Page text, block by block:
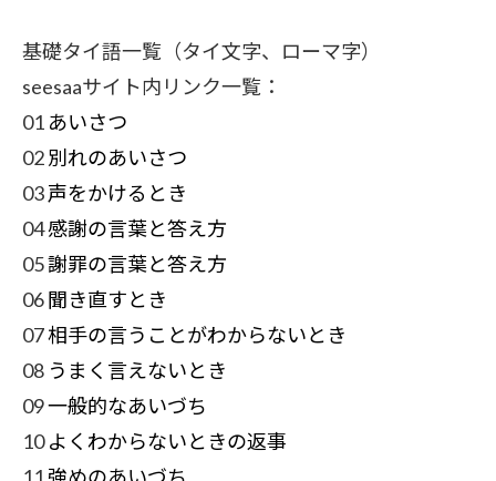
基礎タイ語一覧（タイ文字、ローマ字）
seesaaサイト内リンク一覧：
01 あいさつ
02別れのあいさつ
03声をかけるとき
04感謝の言葉と答え方
05謝罪の言葉と答え方
06聞き直すとき
07相手の言うことがわからないとき
08 うまく言えないとき
09一般的なあいづち
10よくわからないときの返事